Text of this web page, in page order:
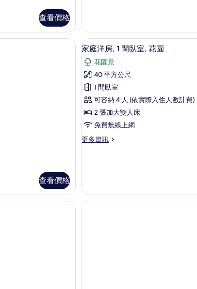
查看價格
有
相
片
臥
室,
花
園
的
詳
情
墅 | 1 間臥室、Select Comfort 床墊、迷你吧、客房內保險箱
查看價格
顯
示
家
庭
洋
房,
1
間
臥
的
所
家庭
11
家庭洋房, 1 間臥室, 花園
花園景
40 平方公尺
1 間臥室
可容納 4 人 (依實際入住人數計費)
2 張加大雙人床
免費無線上網
更多資訊
更
1
間
臥